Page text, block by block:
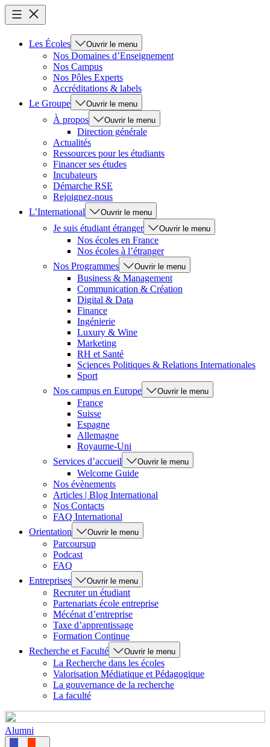
Les Écoles Ouvrir le menu
Nos Domaines d’Enseignement
Nos Campus
Nos Pôles Experts
Accréditations & labels
Le Groupe
Ouvrir le menu
À propos Ouvrir le menu
Direction générale
Actualités
Ressources pour les étudiants
Financer ses études
Incubateurs
Démarche RSE
Rejoignez-nous
L’International
Ouvrir le menu
Je suis étudiant étranger Ouvrir le menu
Nos écoles en France
Nos écoles à l’étranger
Nos Programmes
Ouvrir le menu
Business & Management
Communication & Création
Digital & Data
Finance
Ingénierie
Luxury & Wine
Marketing
RH et Santé
Sciences Politiques & Relations Internationales
Sport
Nos campus en Europe
Ouvrir le menu
France
Suisse
Espagne
Allemagne
Royaume-Uni
Services d’accueil
Ouvrir le menu
Welcome Guide
Nos évènements
Articles | Blog International
Nos Contacts
FAQ International
Orientation
Ouvrir le menu
Parcoursup
Podcast
FAQ
Entreprises
Ouvrir le menu
Recruter un étudiant
Partenariats école entreprise
Mécénat d’entreprise
Taxe d’apprentissage
Formation Continue
Recherche et Faculté
Ouvrir le menu
La Recherche dans les écoles
Valorisation Médiatique et Pédagogique
La gouvernance de la recherche
La faculté
Alumni